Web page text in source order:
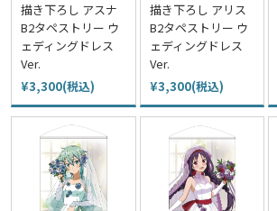
描き下ろし アスナ
B2タペストリー ウ
ェディングドレス
Ver.
¥3,300(税込)
描き下ろし アリス
B2タペストリー ウ
ェディングドレス
Ver.
¥3,300(税込)